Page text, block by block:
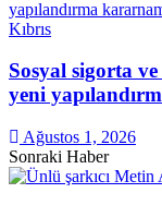
Kıbrıs
Sosyal sigorta
yeni
Ağustos 1, 2026
Sonraki Haber